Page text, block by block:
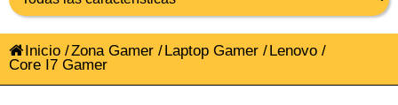
Inicio /Zona Gamer /Laptop Gamer /Lenovo /
Core I7 Gamer